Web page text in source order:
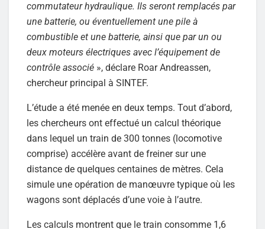
commutateur hydraulique. Ils seront remplacés par
une batterie, ou éventuellement une pile à
combustible et une batterie, ainsi que par un ou
deux moteurs électriques avec l’équipement de
contrôle associé », déclare Roar Andreassen,
chercheur principal à SINTEF.
L’étude a été menée en deux temps. Tout d’abord,
les chercheurs ont effectué un calcul théorique
dans lequel un train de 300 tonnes (locomotive
comprise) accélère avant de freiner sur une
distance de quelques centaines de mètres. Cela
simule une opération de manœuvre typique où les
wagons sont déplacés d’une voie à l’autre.
Les calculs montrent que le train consomme 1,6